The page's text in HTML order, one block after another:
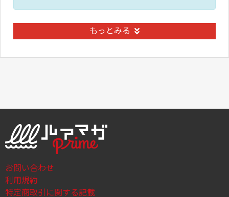
もっとみる
お問い合わせ
利用規約
特定商取引に関する記載